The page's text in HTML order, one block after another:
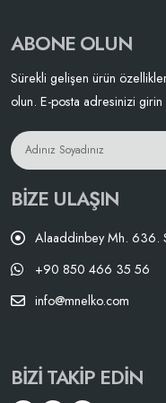
ABONE OLUN
Sürekli gelişen ürün
olun. E-posta adresinizi
BIZE ULAŞIN
Alaaddinbey Mh. 636.
+90 850 466 35 56
info@mnelko.com
BIZI TAKIP EDIN